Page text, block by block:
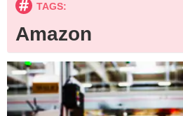
TAGS:
Amazon